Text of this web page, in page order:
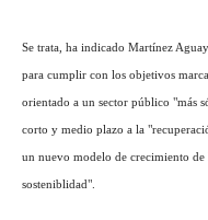
Se trata, ha indicado Martínez
para cumplir con los objetivos
orientado a un sector público "más
corto y medio plazo a la
un nuevo modelo de crecimiento
sosteniblidad".